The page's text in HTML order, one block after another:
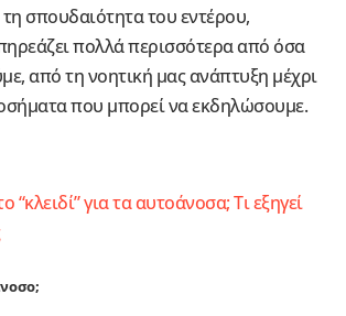
σπουδαιότητα του εντέρου,
πολλά περισσότερα από όσα
από τη νοητική μας ανάπτυξη μέχρι
που μπορεί να εκδηλώσουμε.
“κλειδί” για τα αυτοάνοσα; Τι εξηγεί